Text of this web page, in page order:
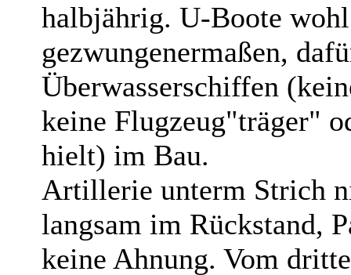
halbjährig. U-Boote
gezwungenermaßen,
Überwasserschiffen
keine Flugzeug"träger"
hielt) im Bau.
Artillerie unterm Strich
langsam im Rückstand,
keine Ahnung. Vom